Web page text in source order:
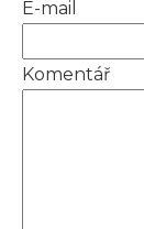
E-mail
Komentář